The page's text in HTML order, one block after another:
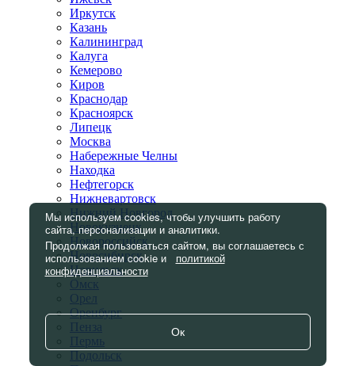
Иркутск
Казань
Калининград
Калуга
Кемерово
Киров
Краснодар
Красноярск
Липецк
Москва
Набережные Челны
Находка
Нефтегорск
Нижневартовск
Нижний Новгород
Новокузнецк
Новороссийск
Новосибирск
Норильск
Омск
Орел
Оренбург
Пенза
Пермь
Подольск
Мы используем cookies, чтобы улучшить работу
сайта, персонализации и аналитики.
Продолжая пользоваться сайтом, вы соглашаетесь с
использованием cookie и
политикой
конфиденциальности
Ок